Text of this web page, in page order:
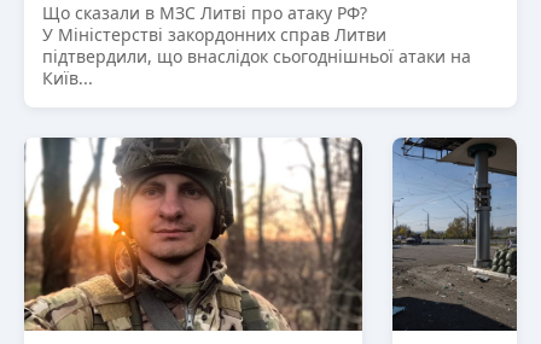
Що сказали в МЗС Литві про атаку РФ?
У Міністерстві закордонних справ Литви
підтвердили, що внаслідок сьогоднішньої атаки на
Київ...